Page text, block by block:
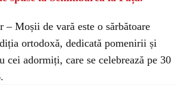
– Moșii de vară este o sărbătoare
ortodoxă, dedicată pomenirii și
cei adormiți, care se celebrează pe 30